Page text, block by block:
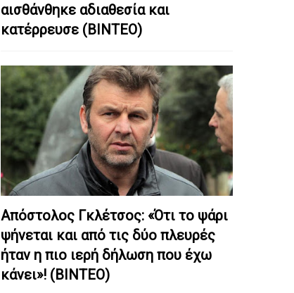
αισθάνθηκε αδιαθεσία και
κατέρρευσε (ΒΙΝΤΕΟ)
Απόστολος Γκλέτσος: «Ότι το ψάρι
ψήνεται και από τις δύο πλευρές
ήταν η πιο ιερή δήλωση που έχω
κάνει»! (ΒΙΝΤΕΟ)